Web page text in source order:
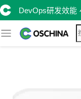
DevOps研发效能